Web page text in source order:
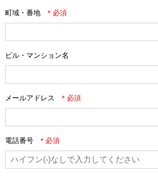
町域・番地
ビル・マンション名
メールアドレス
電話番号